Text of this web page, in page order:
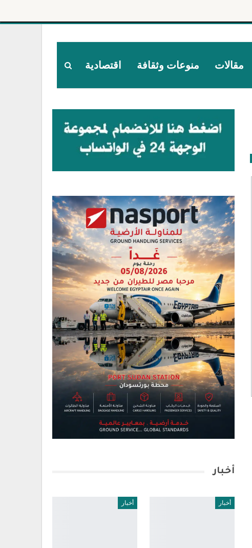
مقالات منوعات وثقافة اقتصادية
أخبار
أخبار أخبار